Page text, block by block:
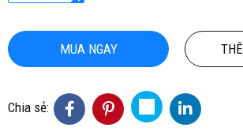
MUA NGAY
Chia sẻ: